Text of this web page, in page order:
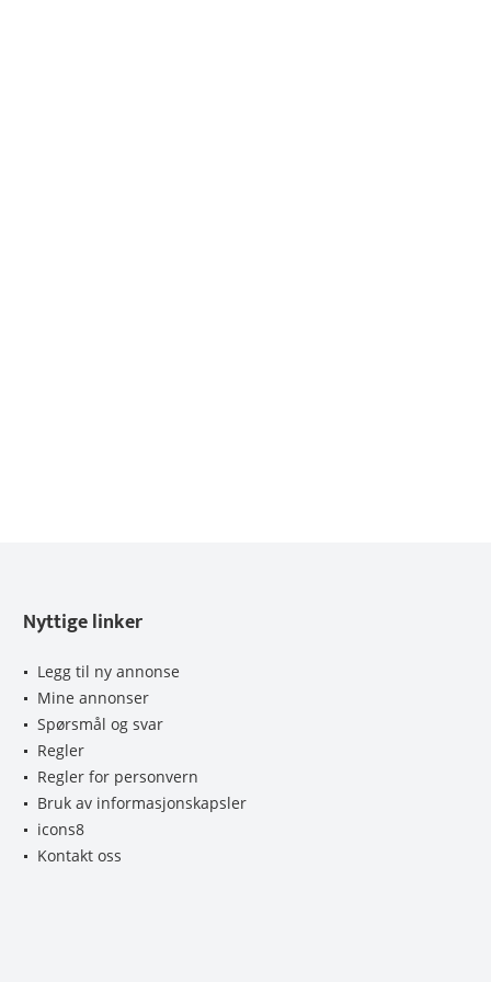
Nyttige linker
Legg til ny annonse
Mine annonser
Spørsmål og svar
Regler
Regler for personvern
Bruk av informasjonskapsler
icons8
Kontakt oss